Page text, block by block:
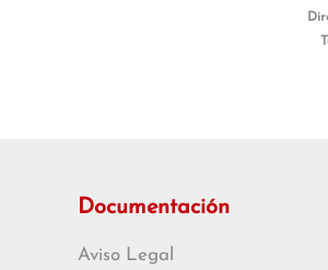
Documentación
Aviso Legal